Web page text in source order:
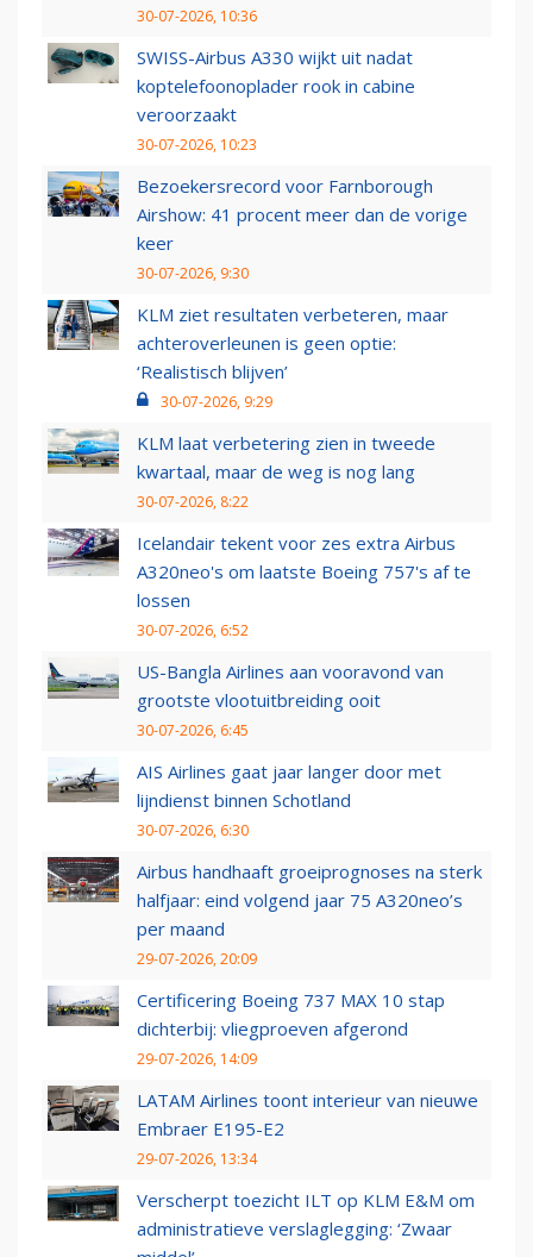
30-07-2026, 10:36
SWISS-Airbus A330 wijkt uit nadat
koptelefoonoplader rook in cabine
veroorzaakt
30-07-2026, 10:23
Bezoekersrecord voor Farnborough
Airshow: 41 procent meer dan de vorige
keer
30-07-2026, 9:30
KLM ziet resultaten verbeteren, maar
achteroverleunen is geen optie:
‘Realistisch blijven’
30-07-2026, 9:29
KLM laat verbetering zien in tweede
kwartaal, maar de weg is nog lang
30-07-2026, 8:22
Icelandair tekent voor zes extra Airbus
A320neo's om laatste Boeing 757's af te
lossen
30-07-2026, 6:52
US-Bangla Airlines aan vooravond van
grootste vlootuitbreiding ooit
30-07-2026, 6:45
AIS Airlines gaat jaar langer door met
lijndienst binnen Schotland
30-07-2026, 6:30
Airbus handhaaft groeiprognoses na sterk
halfjaar: eind volgend jaar 75 A320neo’s
per maand
29-07-2026, 20:09
Certificering Boeing 737 MAX 10 stap
dichterbij: vliegproeven afgerond
29-07-2026, 14:09
LATAM Airlines toont interieur van nieuwe
Embraer E195-E2
29-07-2026, 13:34
Verscherpt toezicht ILT op KLM E&M om
administratieve verslaglegging: ‘Zwaar